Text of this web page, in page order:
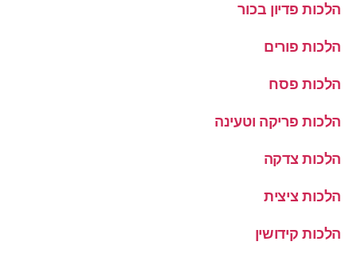
הלכות פדיון בכור
הלכות פורים
הלכות פסח
הלכות פריקה וטעינה
הלכות צדקה
הלכות ציצית
הלכות קידושין